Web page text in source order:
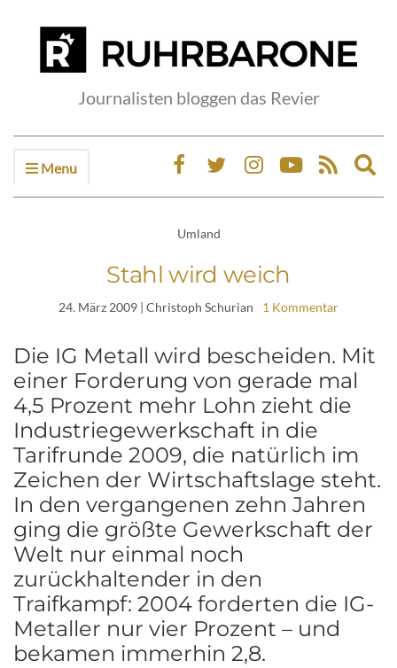
Journalisten bloggen das Revier
Menu
Umland
Stahl wird weich
24. März 2009 | Christoph Schurian 1 Kommentar
Die IG Metall wird bescheiden. Mit
einer Forderung von gerade mal
4,5 Prozent mehr Lohn zieht die
Industriegewerkschaft in die
Tarifrunde 2009, die natürlich im
Zeichen der Wirtschaftslage steht.
In den vergangenen zehn Jahren
ging die größte Gewerkschaft der
Welt nur einmal noch
zurückhaltender in den
Traifkampf: 2004 forderten die IG-
Metaller nur vier Prozent – und
bekamen immerhin 2,8.